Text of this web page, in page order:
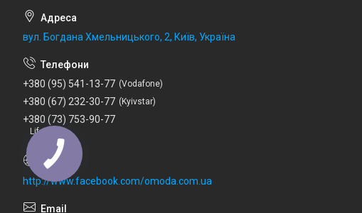
вул. Богдана Хмельницького, 2, Київ, Україна
+380 (95) 541-13-77 Vodafone
+380 (67) 232-30-77 Kyivstar
+380 (73) 753-90-77
Lifecell
http://www.facebook.com/omoda.com.ua